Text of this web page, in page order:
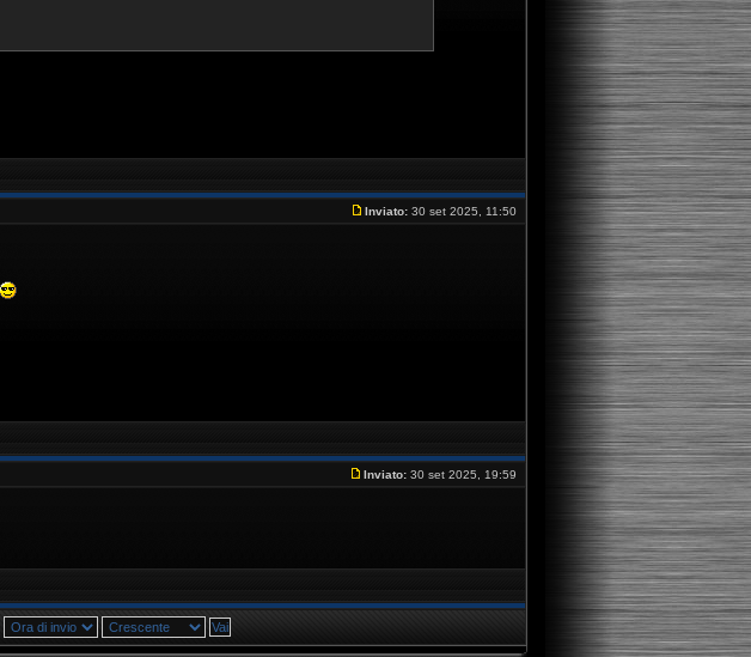
Inviato: 30 set 2025, 11:50
Inviato: 30 set 2025, 19:59